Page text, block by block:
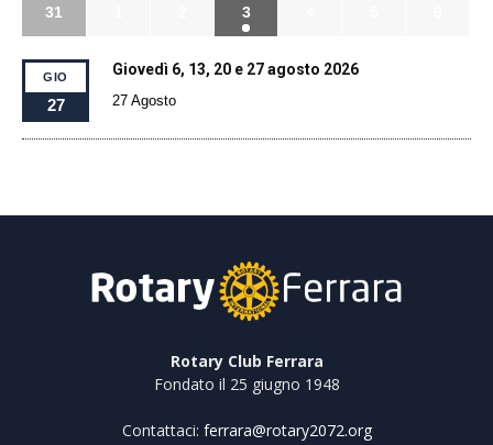
31 3
GIO
27
Giovedì 6, 13, 20 e 27 agosto 2026
27 Agosto
Rotary Club Ferrara
Fondato il 25 giugno 1948
Contattaci: ferrara@rotary2072.org